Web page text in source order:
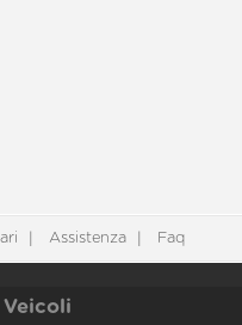
Assistenza Faq
Veicoli